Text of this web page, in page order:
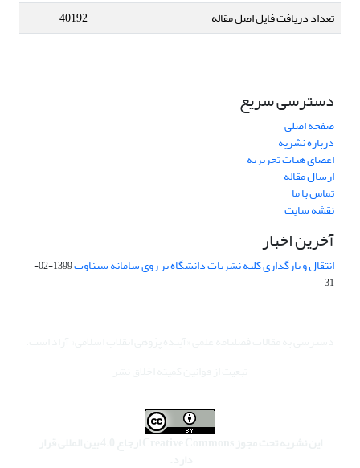
تعداد دریافت فایل اصل مقاله
40192
دسترسی سریع
صفحه اصلی
درباره نشریه
اعضای هیات تحریریه
ارسال مقاله
تماس با ما
نقشه سایت
آخرین اخبار
انتقال و بارگذاری کلیه نشریات دانشگاه بر روی سامانه سیناوب
1399-02-
31